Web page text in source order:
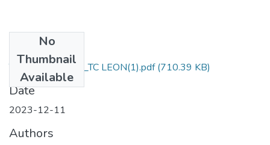
No
Thumbnail
Available
TCC_AL SD NERI_TC LEON(1).pdf(710.39 KB)
Date
2023-12-11
Authors